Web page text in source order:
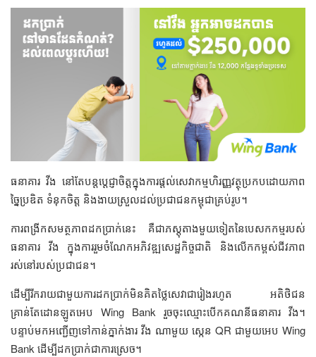
ធនាគារ វីង នៅតែបន្តប្តេជ្ញាចិត្តក្នុងការផ្តល់សេវាកម្មហិរញ្ញវត្ថុប្រកបដោយភាព
ច្នៃប្រឌិត ទំនុកចិត្ត និងងាយស្រួលដល់ប្រជាជនកម្ពុជាគ្រប់រូប។
ការពង្រីកសមត្ថភាពដកប្រាក់នេះ គឺជាភស្តុតាងមួយទៀតនៃបេសកកម្មរបស់
ធនាគារ វីង ក្នុងការរួមចំណែកអភិវឌ្ឍសេដ្ឋកិច្ចជាតិ និងលើកកម្ពស់ជីវភាព
រស់នៅរបស់ប្រជាជន។
ដើម្បីរីករាយជាមួយការដកប្រាក់មិនគិតថ្លៃសេវាជារៀងរហូត អតិថិជន
គ្រាន់តែដោនឡូតអេប Wing Bank រួចចុះឈ្មោះបើកគណនីធនាគារ វីង។
បន្ទាប់មកអញ្ជើញទៅកាន់ភ្នាក់ងារ វីង ណាមួយ ស្កេន QR ជាមួយអេប Wing
Bank ដើម្បីដកប្រាក់ជាការស្រេច។